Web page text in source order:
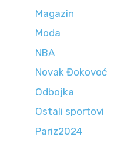
Magazin
Moda
NBA
Novak Đokovoć
Odbojka
Ostali sportovi
Pariz2024